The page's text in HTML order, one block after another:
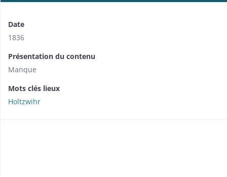
Date
1836
Présentation du contenu
Manque
Mots clés lieux
Holtzwihr